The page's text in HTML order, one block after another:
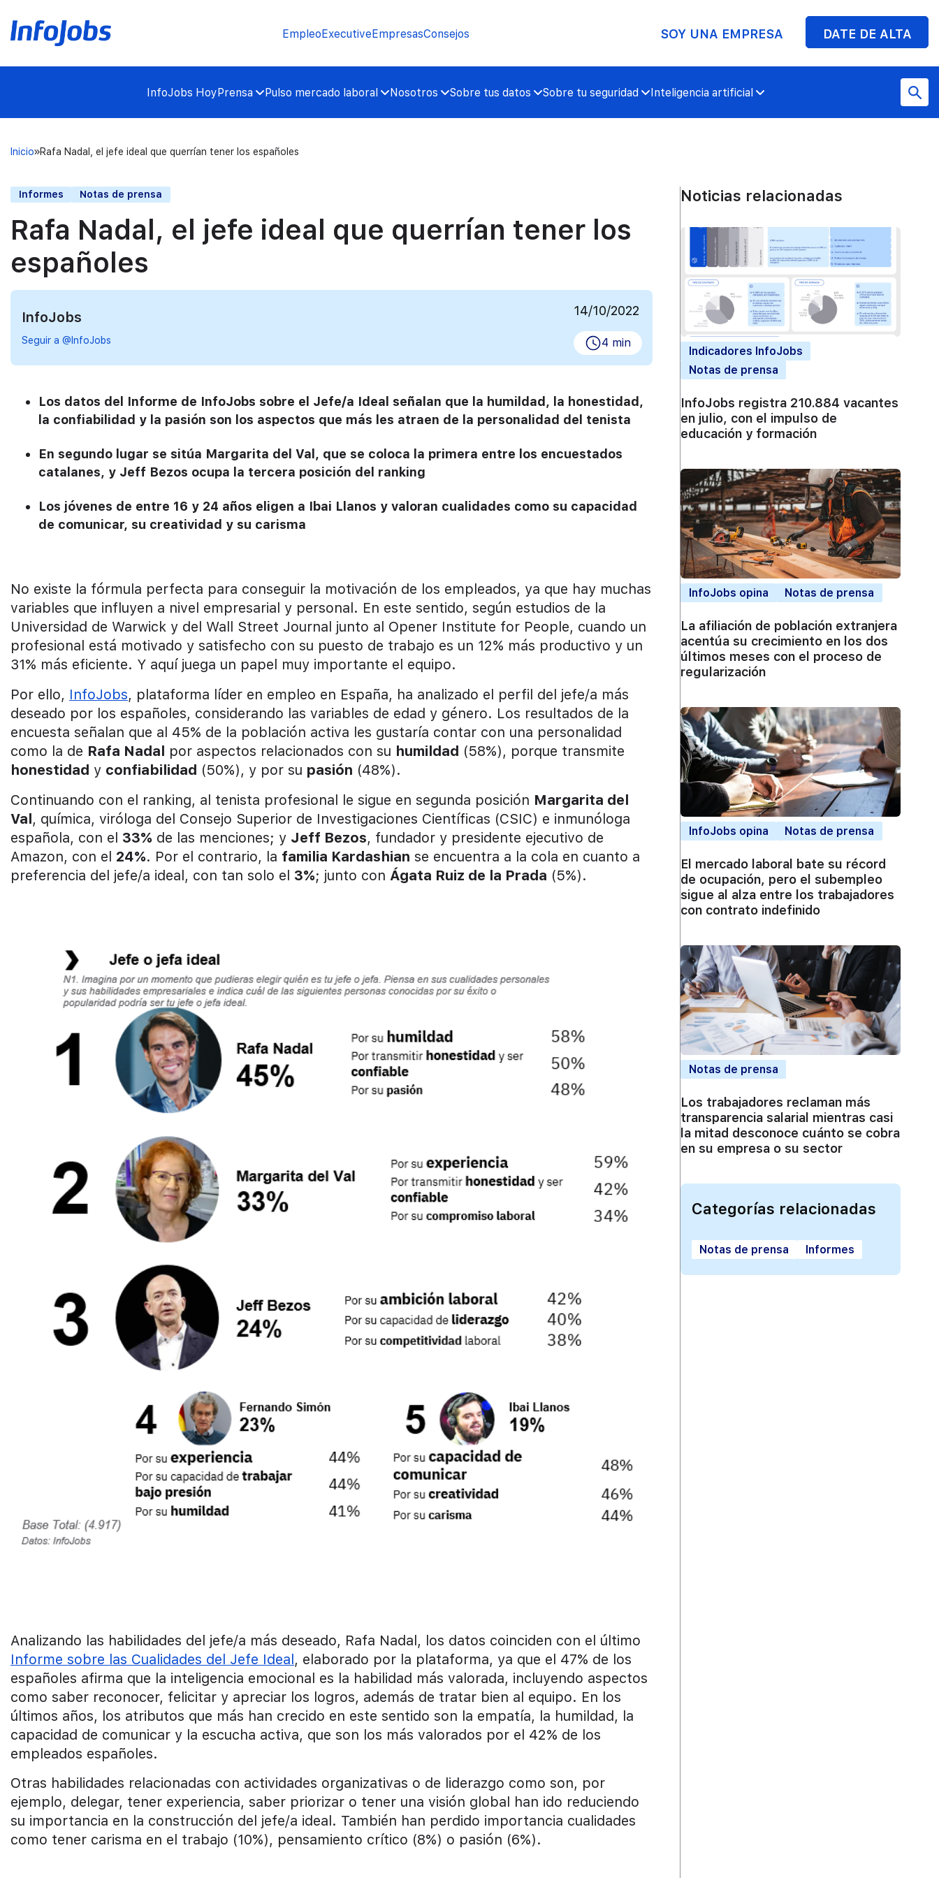
EmpleoExecutiveEmpresasConsejos SOY UNA EMPRESA DATE DE ALTA
InfoJobs HoyPrensa Pulso mercado laboral Nosotros Sobre tus datos Sobre tu seguridad Inteligencia artificial
Inicio Rafa Nadal, el jefe ideal que querrían tener los españoles
Informes Notas de prensa
Rafa Nadal, el jefe ideal que querrían tener los
españoles
InfoJobs
Seguir a @InfoJobs
14/10/2022
4 min
Los datos del Informe de InfoJobs sobre el Jefe/a Ideal señalan que la humildad, la honestidad,
la confiabilidad y la pasión son los aspectos que más les atraen de la personalidad del tenista
En segundo lugar se sitúa Margarita del Val, que se coloca la primera entre los encuestados
catalanes, y Jeff Bezos ocupa la tercera posición del ranking
Los jóvenes de entre 16 y 24 años eligen a Ibai Llanos y valoran cualidades como su capacidad
de comunicar, su creatividad y su carisma
No existe la fórmula perfecta para conseguir la motivación de los empleados, ya que hay muchas
variables que influyen a nivel empresarial y personal. En este sentido, según estudios de la
Universidad de Warwick y del Wall Street Journal junto al Opener Institute for People, cuando un
profesional está motivado y satisfecho con su puesto de trabajo es un 12% más productivo y un
31% más eficiente. Y aquí juega un papel muy importante el equipo.
Por ello, InfoJobs, plataforma líder en empleo en España, ha analizado el perfil del jefe/a más
deseado por los españoles, considerando las variables de edad y género. Los resultados de la
encuesta señalan que al 45% de la población activa les gustaría contar con una personalidad
como la de Rafa Nadal por aspectos relacionados con su humildad (58%), porque transmite
honestidad y confiabilidad (50%), y por su pasión (48%).
Continuando con el ranking, al tenista profesional le sigue en segunda posición Margarita del
Val, química, viróloga del Consejo Superior de Investigaciones Científicas (CSIC) e inmunóloga
española, con el 33% de las menciones; y Jeff Bezos, fundador y presidente ejecutivo de
Amazon, con el 24%. Por el contrario, la familia Kardashian se encuentra a la cola en cuanto a
preferencia del jefe/a ideal, con tan solo el 3%; junto con Ágata Ruiz de la Prada (5%).
Analizando las habilidades del jefe/a más deseado, Rafa Nadal, los datos coinciden con el último
Informe sobre las Cualidades del Jefe Ideal, elaborado por la plataforma, ya que el 47% de los
españoles afirma que la inteligencia emocional es la habilidad más valorada, incluyendo aspectos
como saber reconocer, felicitar y apreciar los logros, además de tratar bien al equipo. En los
últimos años, los atributos que más han crecido en este sentido son la empatía, la humildad, la
capacidad de comunicar y la escucha activa, que son los más valorados por el 42% de los
empleados españoles.
Otras habilidades relacionadas con actividades organizativas o de liderazgo como son, por
ejemplo, delegar, tener experiencia, saber priorizar o tener una visión global han ido reduciendo
su importancia en la construcción del jefe/a ideal. También han perdido importancia cualidades
como tener carisma en el trabajo (10%), pensamiento crítico (8%) o pasión (6%).
Noticias relacionadas
Indicadores InfoJobs
Notas de prensa
InfoJobs registra 210.884 vacantes
en julio, con el impulso de
educación y formación
InfoJobs opina Notas de prensa
La afiliación de población extranjera
acentúa su crecimiento en los dos
últimos meses con el proceso de
regularización
InfoJobs opina Notas de prensa
El mercado laboral bate su récord
de ocupación, pero el subempleo
sigue al alza entre los trabajadores
con contrato indefinido
Notas de prensa
Los trabajadores reclaman más
transparencia salarial mientras casi
la mitad desconoce cuánto se cobra
en su empresa o su sector
Categorías relacionadas
Notas de prensa Informes